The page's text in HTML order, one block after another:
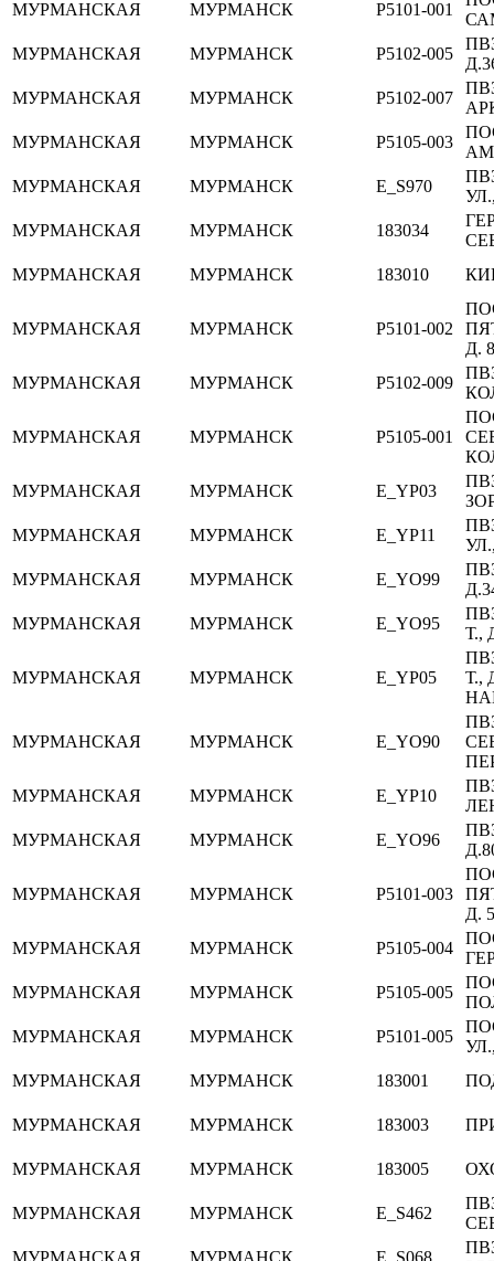
МУРМАНСКАЯ МУРМАНСК P5101-001
МУРМАНСКАЯ
МУРМАНСК P5102-005
МУРМАНСКАЯ
МУРМАНСК P5102-007
МУРМАНСКАЯ
МУРМАНСК P5105-003
МУРМАНСКАЯ
МУРМАНСК E_S970
МУРМАНСКАЯ
МУРМАНСК 183034
МУРМАНСКАЯ
МУРМАНСК 183010
МУРМАНСКАЯ МУРМАНСК P5101-002
Д.
МУРМАНСКАЯ
МУРМАНСК P5102-009
МУРМАНСКАЯ МУРМАНСК P5105-001
МУРМАНСКАЯ
МУРМАНСК E_YP03
МУРМАНСКАЯ
МУРМАНСК E_YP11
МУРМАНСКАЯ
МУРМАНСК E_YO99
МУРМАНСКАЯ
МУРМАНСК E_YO95
Т.,
МУРМАНСКАЯ МУРМАНСК E_YP05
Т.,
МУРМАНСКАЯ МУРМАНСК E_YO90
МУРМАНСКАЯ
МУРМАНСК E_YP10
МУРМАНСКАЯ
МУРМАНСК E_YO96
МУРМАНСКАЯ МУРМАНСК P5101-003
Д. 5
МУРМАНСКАЯ
МУРМАНСК P5105-004
МУРМАНСКАЯ
МУРМАНСК P5105-005
МУРМАНСКАЯ
МУРМАНСК P5101-005
МУРМАНСКАЯ
МУРМАНСК 183001
МУРМАНСКАЯ МУРМАНСК 183003
МУРМАНСКАЯ МУРМАНСК 183005
МУРМАНСКАЯ МУРМАНСК E_S462
МУРМАНСКАЯ
МУРМАНСК E_S068